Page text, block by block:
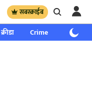
सबस्क्राईब
क्रीडा Crime साप्ताहिक